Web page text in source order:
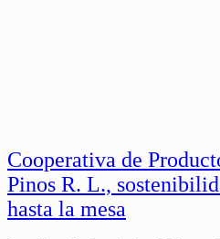
Cooperativa de
Pinos R. L.,
hasta la mesa